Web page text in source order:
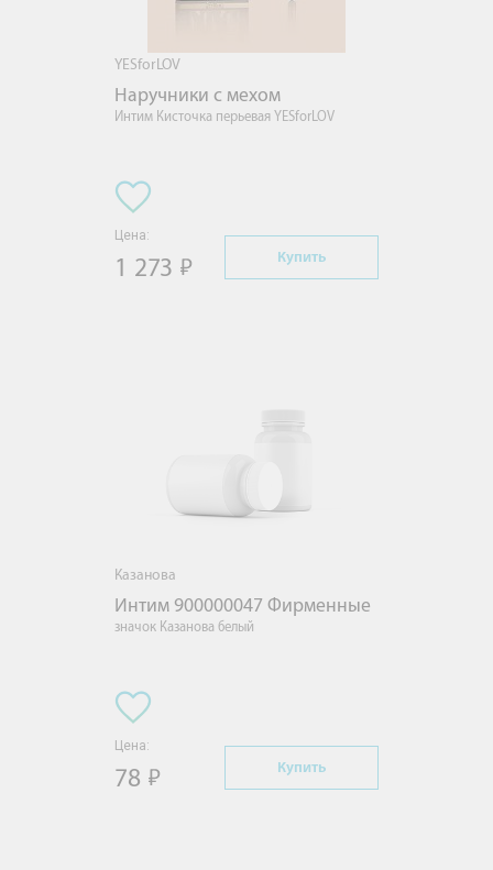
YESforLOV
Наручники с мехом
Интим Кисточка перьевая YESforLOV
Цена:
1 273 Купить
Казанова
Интим 900000047 Фирменные
значок Казанова белый
Цена:
78 Купить